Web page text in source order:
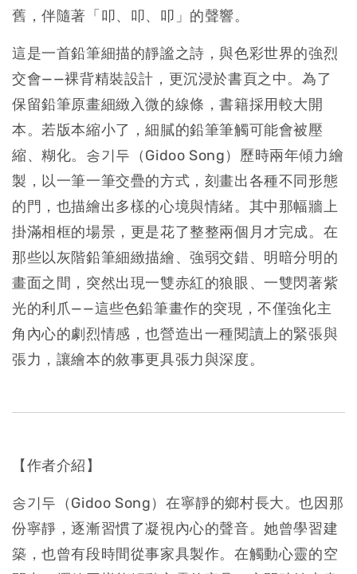
舊，伴隨著「叩、叩、叩」的聲響。
這是一首鉛筆細描的靜謐之詩，與色彩世界的強烈
交會——裸背精裝設計，更沉浸於書頁之中。為了
保留鉛筆原畫細緻入微的線條，書籍採用較大開
本。若版本縮小了，細膩的鉛筆筆觸可能會被壓
縮、糊化。송기두（Gidoo Song）歷時兩年傾力繪
製，以一筆一筆交疊的方式，刻畫出各種不同形態
的門，也描繪出多樣的心境與情緒。其中那幅牆上
掛滿相框的場景，更是花了整整兩個月才完成。在
那些以灰階鉛筆細緻描繪、強弱交錯、明暗分明的
畫面之間，突然出現一雙赤紅的狼眼、一雙閃著紫
光的利爪——這些色鉛筆畫作的突現，不僅強化主
角內心的劇烈情感，也營造出一種閱讀上的緊張與
張力，讓繪本的敘事更具張力與深度。
【作者介紹】
송기두（Gidoo Song）在寧靜的鄉村長大。也因那
份寧靜，逐漸習慣了凝視內心的聲音。她曾學習建
築，也曾有段時間從事家具製作。在觸動心靈的空